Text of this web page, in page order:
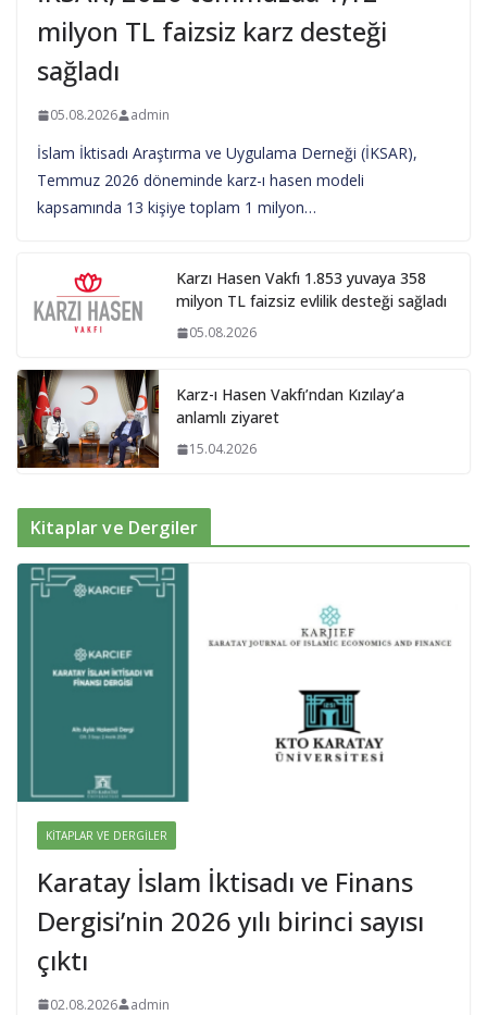
milyon TL faizsiz karz desteği
sağladı
05.08.2026 admin
İslam İktisadı Araştırma ve Uygulama Derneği (İKSAR),
Temmuz 2026 döneminde karz-ı hasen modeli
kapsamında 13 kişiye toplam 1 milyon…
Karzı Hasen Vakfı 1.853 yuvaya 358
milyon TL faizsiz evlilik desteği sağladı
05.08.2026
Karz-ı Hasen Vakfı’ndan Kızılay’a
anlamlı ziyaret
15.04.2026
Kitaplar ve Dergiler
KITAPLAR VE DERGILER
Karatay İslam İktisadı ve Finans
Dergisi’nin 2026 yılı birinci sayısı
çıktı
02.08.2026 admin